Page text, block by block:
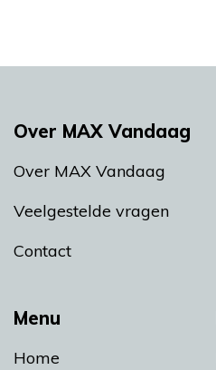
Menu
Home
Over MAX Vandaag
Over MAX Vandaag
Veelgestelde vragen
Contact